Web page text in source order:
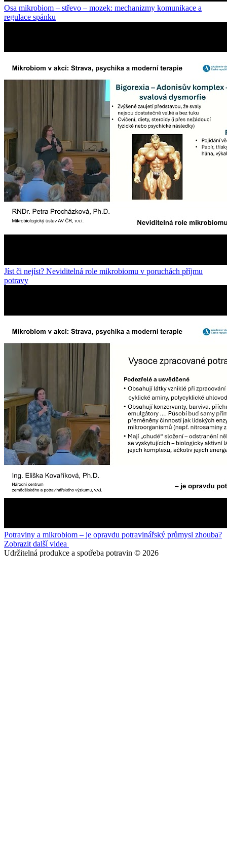
Osa mikrobiom – střevo – mozek: mechanizmy komunikace a
regulace spánku
Jíst či nejíst? Neviditelná role mikrobiomu v poruchách příjmu
potravy
Potraviny a mikrobiom – je opravdu potravinářský průmysl zhouba?
Zobrazit další videa
Udržitelná produkce a spotřeba potravin © 2026